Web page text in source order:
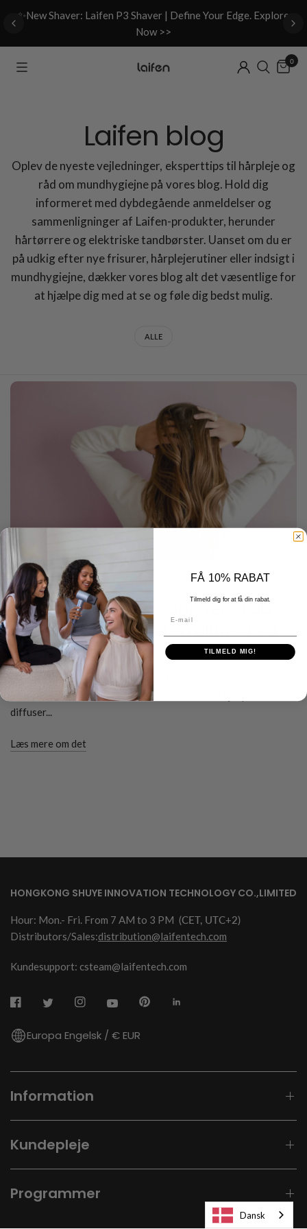
✨New Shaver: Laifen P3 Shaver | Define Your Edge. Explore
Now >>
0
Laifen blog
Oplev de nyeste vejledninger, eksperttips til hårpleje og
råd om mundhygiejne på vores blog. Hold dig
informeret med dybdegående anmeldelser og
sammenligninger af Laifen-produkter, herunder
hårtørrere og elektriske tandbørster. Uanset om du er
på udkig efter nye frisurer, hårplejerutiner eller indsigt i
mundhygiejne, dækker vores blog alt det væsentlige for
at hjælpe dig med at se og føle dig bedst mulig.
ALLE
JANUARY 13 2026
Krøllet hår med en hårtørrer: Skab
perfekte krøller med en diffusor og
rundbørste
Vil du lære at lave krøller med en hårtørrer? I denne artikel
lærer du, hvordan du skaber smukke krøller ved hjælp af en
diffuser...
Læs mere om det
HONGKONG SHUYE INNOVATION TECHNOLOGY CO.,LIMITED
Hour: Mon.- Fri. From 7 AM to 3 PM (CET, UTC+2)
Distributors/Sales:distribution@laifentech.com
Kundesupport: csteam@laifentech.com
Europa Engelsk / € EUR
Information
Kundepleje
Programmer
Dansk
FÅ 10% RABAT
Tilmeld dig for at få din rabat.
TILMELD MIG!